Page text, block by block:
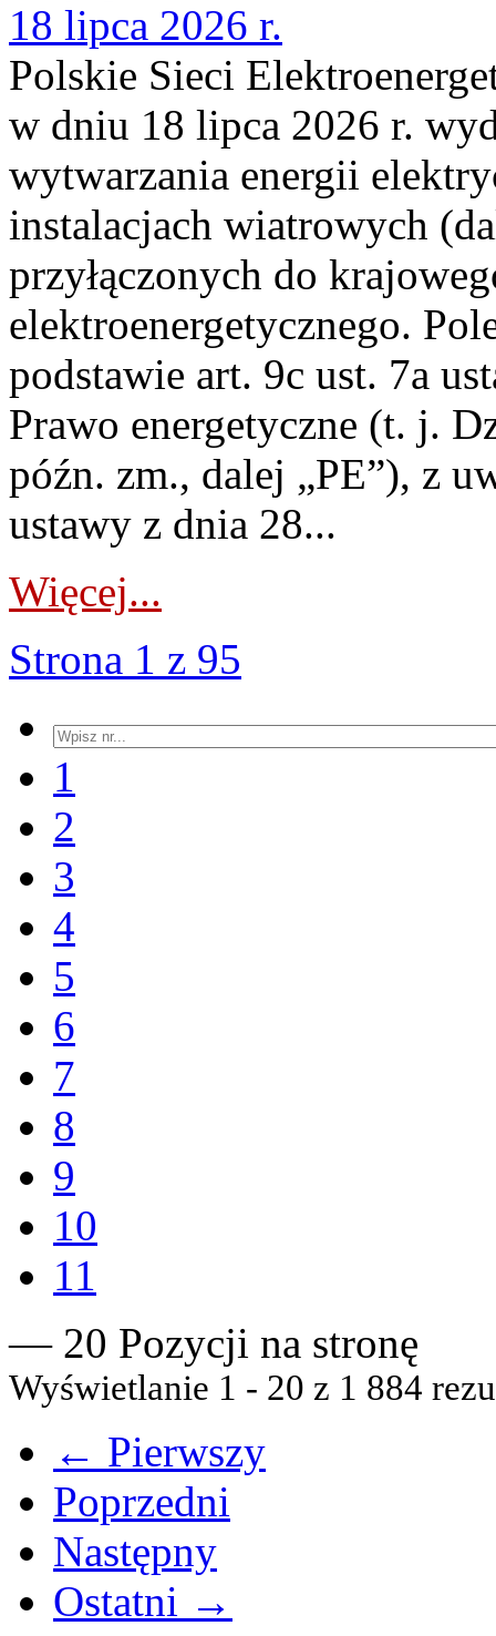
18 lipca 2026 r.
Polskie Sieci
w dniu 18 lipca 2026 r.
wytwarzania energii
instalacjach wiatrowych
przyłączonych do
elektroenergetycznego.
podstawie art. 9c ust. 7a
Prawo energetyczne (t. j.
późn. zm., dalej „PE”), z
ustawy z dnia 28...
Więcej...
Strona 1 z 95
1
2
3
4
5
6
7
8
9
10
11
— 20 Pozycji na stronę
Wyświetlanie 1 - 20 z 1 884
← Pierwszy
Poprzedni
Następny
Ostatni →